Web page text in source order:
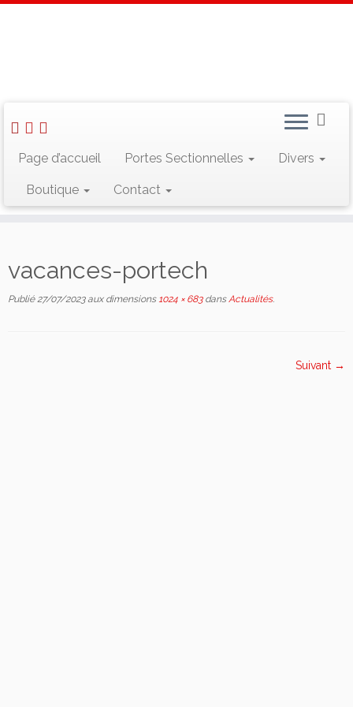
content
Page d’accueil Portes Sectionnelles Divers
Boutique Contact
Rechercher :
Suivez-nous sur Facebook
vacances-portech
Publié 27/07/2023aux dimensions1024 × 683dansActualités.
Suivant →